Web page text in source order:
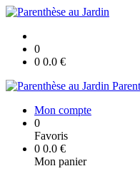
0
0 0.0 €
Mon compte
0
Favoris
0 0.0 €
Mon panier